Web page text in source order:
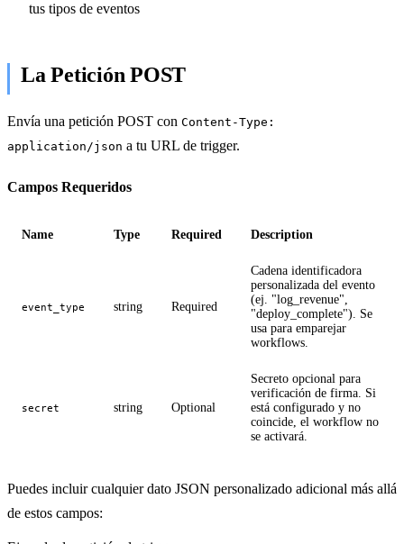
tus tipos de eventos
La Petición POST
Envía una petición POST con Content-Type:
application/json a tu URL de trigger.
Campos Requeridos
Name Type Required Description
event_type string Required
Cadena identificadora
personalizada del evento
(ej. "log_revenue",
"deploy_complete"). Se
usa para emparejar
workflows.
secret string Optional
Secreto opcional para
verificación de firma. Si
está configurado y no
coincide, el workflow no
se activará.
Puedes incluir cualquier dato JSON personalizado adicional más allá
de estos campos: